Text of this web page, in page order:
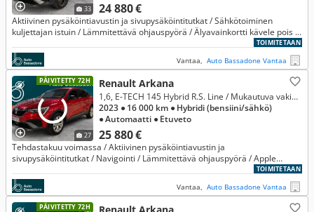
33 24 880 €
Aktiivinen pysäköintiavustin ja sivupysäköintitutkat / Sähkötoiminen
kuljettajan istuin / Lämmitettävä ohjauspyörä / Älyavainkortti kävele pois -
TOIMITETAAN
Vantaa, Auto Bassadone Vantaa
PÄIVITETTY 72H
27
Renault Arkana
25 880 €
1,6, E-TECH 145 Hybrid R.S. Line / Mukautuva vakionopeudensäädin / Peruutuskamera / ++ *** Korkotarjous 1,49% + kulut
2023 ● 16 000 km ● Hybridi (bensiini/sähkö)
● Automaatti ● Etuveto
Tehdastakuu voimassa / Aktiivinen pysäköintiavustin ja
sivupysäköintitutkat / Navigointi / Lämmitettävä ohjauspyörä / Apple
TOIMITETAAN
Vantaa, Auto Bassadone Vantaa
PÄIVITETTY 72H